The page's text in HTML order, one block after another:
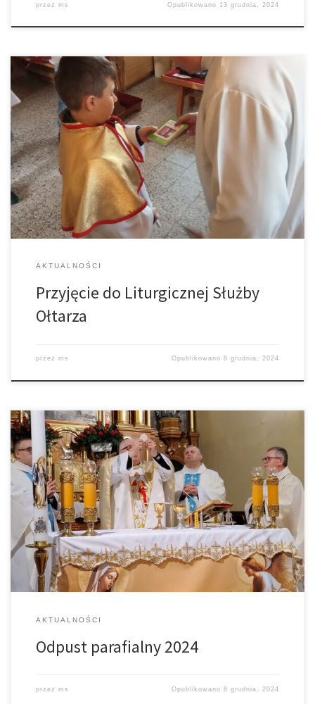
przez ms Opublikowano 13 grudnia, 2024
Mamy w swoim gronie kolejnego ministranta, który na Mszy Św. o
godz 9.00 został włączony oficjalnie do Liturgicznej Służby
Ołtarza. Panu Bogu niech będą dzięki.
AKTUALNOŚCI
Przyjęcie do Liturgicznej Służby
Ołtarza
przez ms Opublikowano8 grudnia, 2024
8 grudnia przeżywamy Uroczystość Niepokalanego Poczęcia NMP,
a jednocześnie nasz doroczny Odpust Parafialny ku czci naszego
Patrona św. Mikołaja Bpa. Uroczystej Sumie Odpustowej
odprawioneja o godz. 11.00. przewodniczył ks. Kazimierz Grych.
Tradycyjnie był także nasz Ks. dziekan, proboszcz Skrzyszowa – Ks.
Tomasz Lelito. W czasie uroczystej Mszy Św. do grona […]
AKTUALNOŚCI
Odpust parafialny 2024
przez ms Opublikowano8 grudnia, 2024